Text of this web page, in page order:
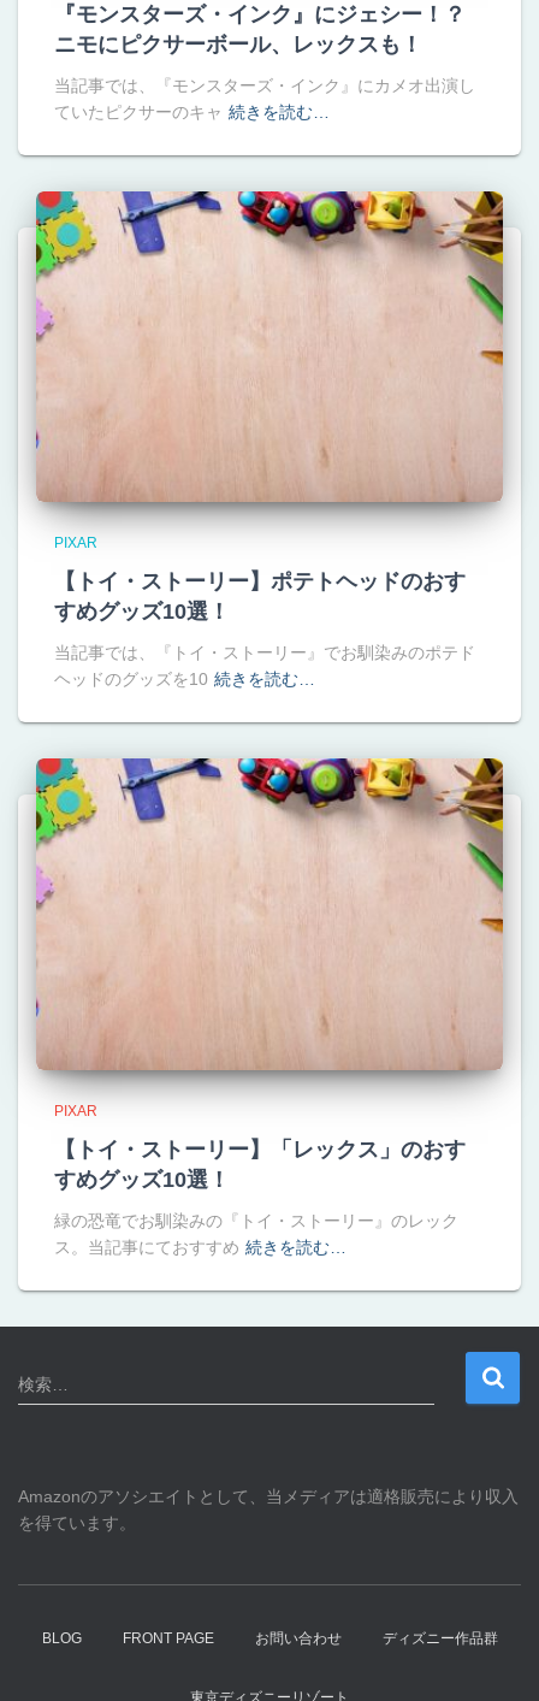
『モンスターズ・インク』にジェシー！？
ニモにピクサーボール、レックスも！
当記事では、『モンスターズ・インク』にカメオ出演し
ていたピクサーのキャ 続きを読む…
PIXAR
【トイ・ストーリー】ポテトヘッドのおす
すめグッズ10選！
当記事では、『トイ・ストーリー』でお馴染みのポテド
ヘッドのグッズを10 続きを読む…
PIXAR
【トイ・ストーリー】「レックス」のおす
すめグッズ10選！
緑の恐竜でお馴染みの『トイ・ストーリー』のレック
ス。当記事にておすすめ 続きを読む…
検
索
検索…
Amazonのアソシエイトとして、当メディアは適格販売により収入
を得ています。
BLOG FRONT PAGE お問い合わせ ディズニー作品群
東京ディズニーリゾート